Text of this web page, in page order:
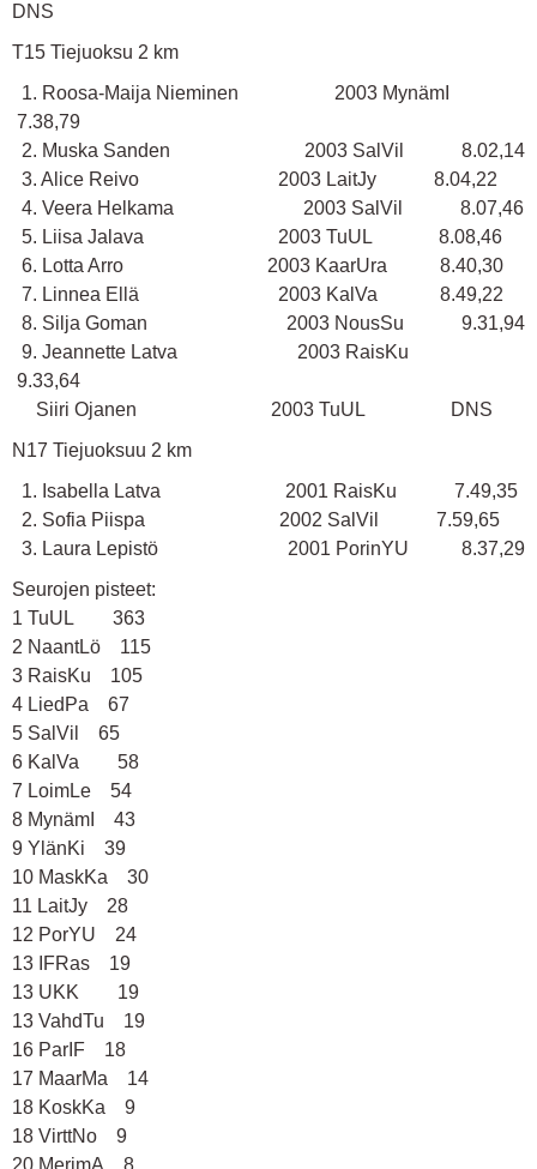
DNS
T15 Tiejuoksu 2 km
1. Roosa-Maija Nieminen 2003 MynämI
7.38,79
2. Muska Sanden 2003 SalVil 8.02,14
3. Alice Reivo 2003 LaitJy 8.04,22
4. Veera Helkama 2003 SalVil 8.07,46
5. Liisa Jalava 2003 TuUL 8.08,46
6. Lotta Arro 2003 KaarUra 8.40,30
7. Linnea Ellä 2003 KalVa 8.49,22
8. Silja Goman 2003 NousSu 9.31,94
9. Jeannette Latva 2003 RaisKu
9.33,64
Siiri Ojanen 2003 TuUL DNS
N17 Tiejuoksuu 2 km
1. Isabella Latva 2001 RaisKu 7.49,35
2. Sofia Piispa 2002 SalVil 7.59,65
3. Laura Lepistö 2001 PorinYU 8.37,29
Seurojen pisteet:
1 TuUL 363
2 NaantLö 115
3 RaisKu 105
4 LiedPa 67
5 SalVil 65
6 KalVa 58
7 LoimLe 54
8 MynämI 43
9 YlänKi 39
10 MaskKa 30
11 LaitJy 28
12 PorYU 24
13 IFRas 19
13 UKK 19
13 VahdTu 19
16 ParIF 18
17 MaarMa 14
18 KoskKa 9
18 VirttNo 9
20 MerimA 8